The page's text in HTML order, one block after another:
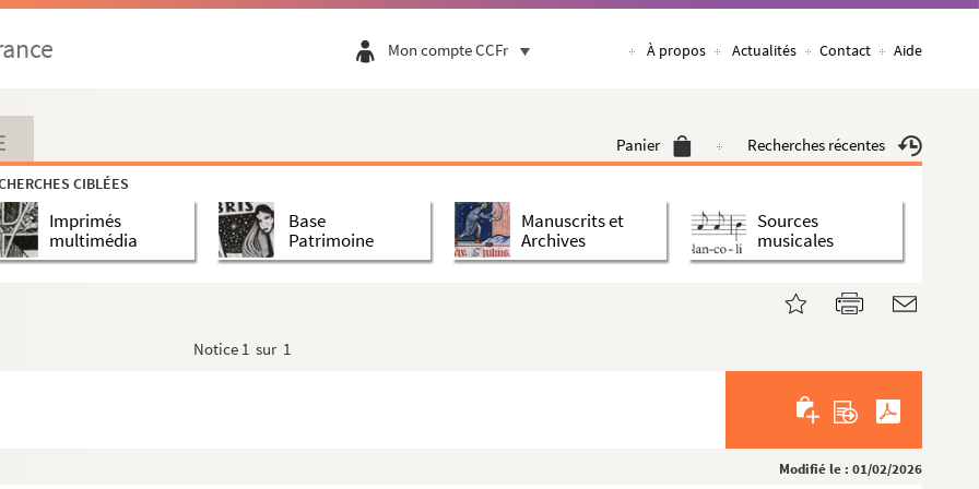
Mon compte CCFr À propos Actualités Contact Aide
Panier Recherches récentes
CIBLÉES
Imprimés
multimédia
Base
Patrimoine
Manuscrits et
Archives
Sources
musicales
Notice 1 sur 1
Modifié le : 01/02/2026
au bénéfice du collège de Senac
pseaumes des vespres des fériés de la semaine, ...